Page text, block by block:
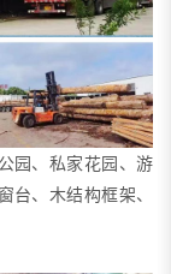
园、私家花园、游
台、木结构框架、